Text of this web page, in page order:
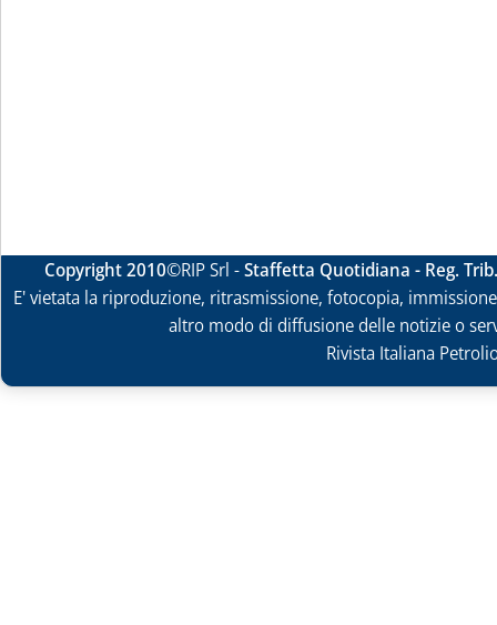
Copyright 2010©RIP Srl -Staffetta Quotidiana - Reg.
E' vietata la riproduzione, ritrasmissione, fotocopia,
altro modo di diffusione delle notizie o
Rivista Italiana